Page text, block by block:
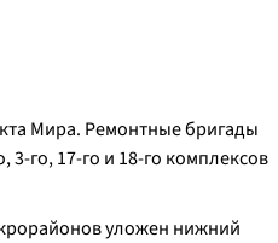
Мира. Ремонтные бригады
го, 17-го и 18-го комплексов
уложен нижний